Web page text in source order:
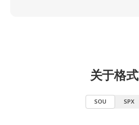
关于格式
SOU SPX